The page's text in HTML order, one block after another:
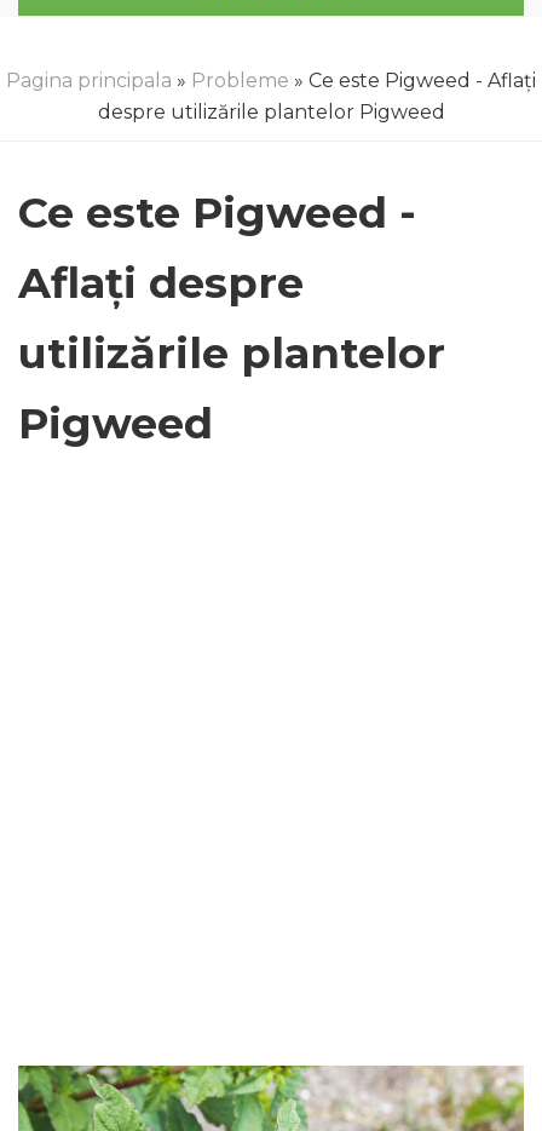
Pagina principala » Probleme » Ce este Pigweed - Aflați
despre utilizările plantelor Pigweed
Ce este Pigweed -
Aflați despre
utilizările plantelor
Pigweed